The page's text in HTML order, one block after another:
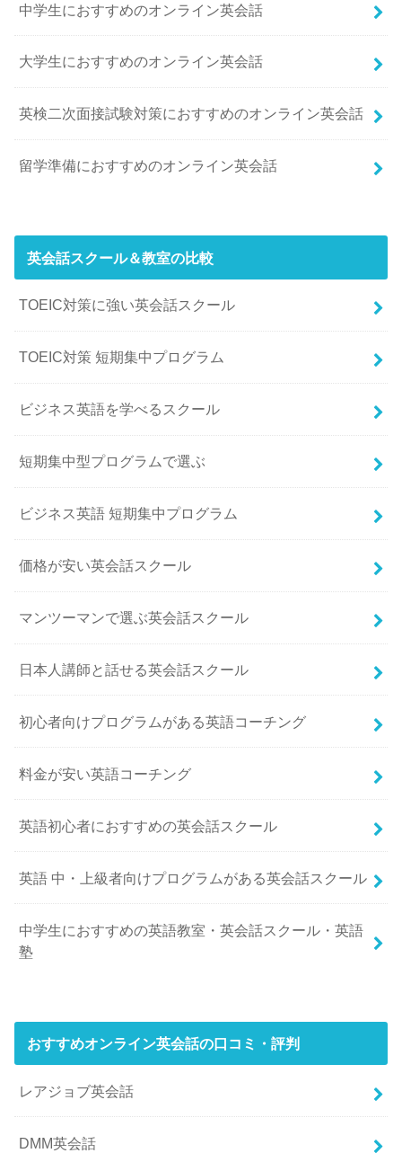
中学生におすすめのオンライン英会話
大学生におすすめのオンライン英会話
英検二次面接試験対策におすすめのオンライン英会話
留学準備におすすめのオンライン英会話
英会話スクール＆教室の比較
TOEIC対策に強い英会話スクール
TOEIC対策 短期集中プログラム
ビジネス英語を学べるスクール
短期集中型プログラムで選ぶ
ビジネス英語 短期集中プログラム
価格が安い英会話スクール
マンツーマンで選ぶ英会話スクール
日本人講師と話せる英会話スクール
初心者向けプログラムがある英語コーチング
料金が安い英語コーチング
英語初心者におすすめの英会話スクール
英語 中・上級者向けプログラムがある英会話スクール
中学生におすすめの英語教室・英会話スクール・英語
塾
おすすめオンライン英会話の口コミ・評判
レアジョブ英会話
DMM英会話